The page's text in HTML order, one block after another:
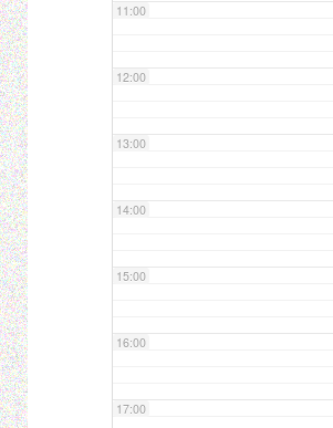
11:00
12:00
13:00
14:00
15:00
16:00
17:00